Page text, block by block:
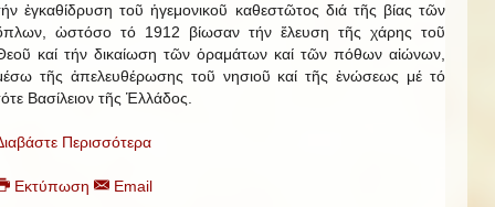
ἐγκαθίδρυση τοῦ ἡγεμονικοῦ καθεστῶτος διά τῆς βίας τῶν
ὡστόσο τό 1912 βίωσαν τήν ἔλευση τῆς χάρης τοῦ
καί τήν δικαίωση τῶν ὁραμάτων καί τῶν πόθων αἰώνων,
τῆς ἀπελευθέρωσης τοῦ νησιοῦ καί τῆς ἑνώσεως μέ τό
Βασίλειον τῆς Ἑλλάδος.
Περισσότερα
Εκτύπωση Email